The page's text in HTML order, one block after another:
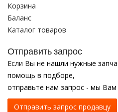
Корзина
Баланс
Каталог товаров
Отправить запрос
Если Вы не нашли нужные
помощь в подборе,
отправьте нам запрос - мы
Отправить запрос продавцу